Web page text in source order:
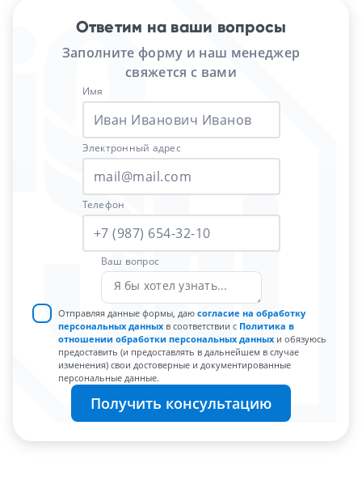
Ответим на ваши вопросы
Заполните форму и наш менеджер
свяжется с вами
Имя
Электронный адрес
Телефон
Ваш вопрос
Отправляя данные формы, даю согласие на обработку
персональных данных в соответствии с Политика в
отношении обработки персональных данных и обязуюсь
предоставить (и предоставлять в дальнейшем в случае
изменения) свои достоверные и документированные
персональные данные.
Получить консультацию